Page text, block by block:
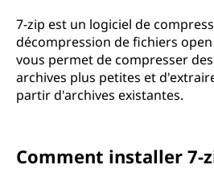
7-zip est un logiciel de
décompression de fichiers
vous permet de compresser
archives plus petites et
partir d'archives existantes.
Comment installer 7-